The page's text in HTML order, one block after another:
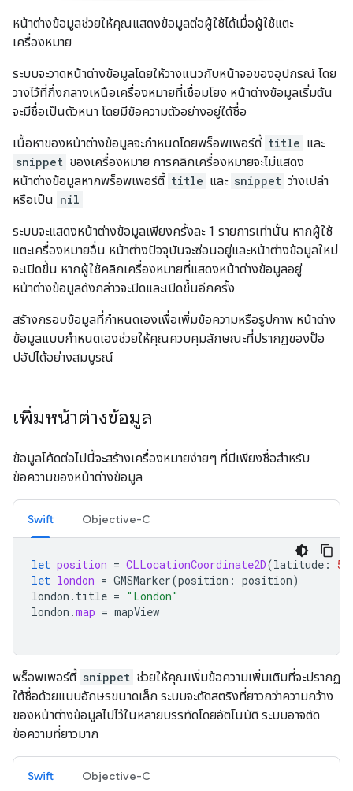
หน้าต่างข้อมูลช่วยให้คุณแสดงข้อมูลต่อผู้ใช้ได้เมื่อผู้ใช้แตะ
เครื่องหมาย
ระบบจะวาดหน้าต่างข้อมูลโดยให้วางแนวกับหน้าจอของอุปกรณ์ โดย
วางไว้ที่กึ่งกลางเหนือเครื่องหมายที่เชื่อมโยง หน้าต่างข้อมูลเริ่มต้น
จะมีชื่อเป็นตัวหนา โดยมีข้อความตัวอย่างอยู่ใต้ชื่อ
เนื้อหาของหน้าต่างข้อมูลจะกำหนดโดยพร็อพเพอร์ตี้ title และ
snippet ของเครื่องหมาย การคลิกเครื่องหมายจะไม่แสดง
หน้าต่างข้อมูลหากพร็อพเพอร์ตี้ title และ snippet ว่างเปล่า
หรือเป็น nil
ระบบจะแสดงหน้าต่างข้อมูลเพียงครั้งละ 1 รายการเท่านั้น หากผู้ใช้
แตะเครื่องหมายอื่น หน้าต่างปัจจุบันจะซ่อนอยู่และหน้าต่างข้อมูลใหม่
จะเปิดขึ้น หากผู้ใช้คลิกเครื่องหมายที่แสดงหน้าต่างข้อมูลอยู่
หน้าต่างข้อมูลดังกล่าวจะปิดและเปิดขึ้นอีกครั้ง
สร้างกรอบข้อมูลที่กำหนดเองเพื่อเพิ่มข้อความหรือรูปภาพ หน้าต่าง
ข้อมูลแบบกำหนดเองช่วยให้คุณควบคุมลักษณะที่ปรากฏของป๊อ
ปอัปได้อย่างสมบูรณ์
เพิ่มหน้าต่างข้อมูล
ข้อมูลโค้ดต่อไปนี้จะสร้างเครื่องหมายง่ายๆ ที่มีเพียงชื่อสำหรับ
ข้อความของหน้าต่างข้อมูล
Swift Objective-C
let position = CLLocationCoordinate2D(latitude :
let london = GMSMarker(position : position)
london . title = "London"
london .map = mapView
พร็อพเพอร์ตี้ snippet ช่วยให้คุณเพิ่มข้อความเพิ่มเติมที่จะปรากฏ
ใต้ชื่อด้วยแบบอักษรขนาดเล็ก ระบบจะตัดสตริงที่ยาวกว่าความกว้าง
ของหน้าต่างข้อมูลไปไว้ในหลายบรรทัดโดยอัตโนมัติ ระบบอาจตัด
ข้อความที่ยาวมาก
Swift Objective-C